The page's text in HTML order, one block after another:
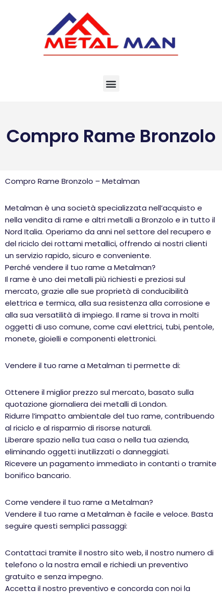
Compro Rame Bronzolo
Compro Rame Bronzolo – Metalman
Metalman è una società specializzata nell’acquisto e
nella vendita di rame e altri metalli a Bronzolo e in tutto il
Nord Italia. Operiamo da anni nel settore del recupero e
del riciclo dei rottami metallici, offrendo ai nostri clienti
un servizio rapido, sicuro e conveniente.
Perché vendere il tuo rame a Metalman?
Il rame è uno dei metalli più richiesti e preziosi sul
mercato, grazie alle sue proprietà di conducibilità
elettrica e termica, alla sua resistenza alla corrosione e
alla sua versatilità di impiego. Il rame si trova in molti
oggetti di uso comune, come cavi elettrici, tubi, pentole,
monete, gioielli e componenti elettronici.
Vendere il tuo rame a Metalman ti permette di:
Ottenere il miglior prezzo sul mercato, basato sulla
quotazione giornaliera dei metalli di London.
Ridurre l’impatto ambientale del tuo rame, contribuendo
al riciclo e al risparmio di risorse naturali.
Liberare spazio nella tua casa o nella tua azienda,
eliminando oggetti inutilizzati o danneggiati.
Ricevere un pagamento immediato in contanti o tramite
bonifico bancario.
Come vendere il tuo rame a Metalman?
Vendere il tuo rame a Metalman è facile e veloce. Basta
seguire questi semplici passaggi:
Contattaci tramite il nostro sito web, il nostro numero di
telefono o la nostra email e richiedi un preventivo
gratuito e senza impegno.
Accetta il nostro preventivo e concorda con noi la